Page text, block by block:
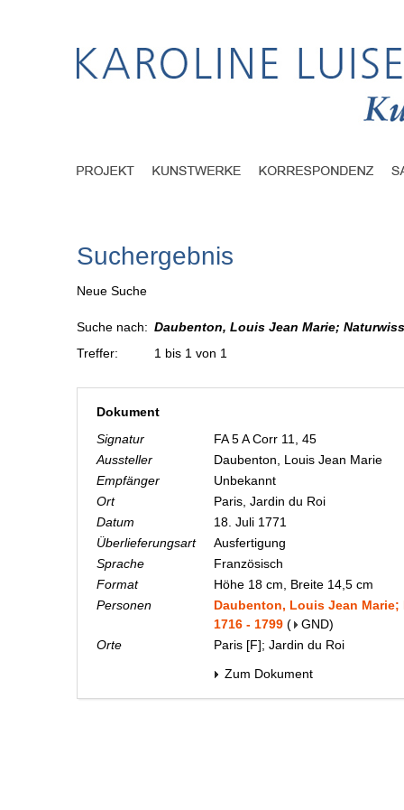
Suchergebnis
Neue Suche
Suche nach: Daubenton, Louis Jean Marie;
Treffer:
1 bis 1 von 1
Dokument
Signatur
FA 5 A Corr 11, 45
Aussteller
Daubenton, Louis Jean Marie
Empfänger
Unbekannt
Ort
Paris, Jardin du Roi
Datum
18. Juli 1771
Überlieferungsart
Ausfertigung
Sprache
Französisch
Format
Höhe 18 cm, Breite 14,5 cm
Personen
Daubenton, Louis Jean
1716 - 1799 ( GND)
Orte
Paris [F]; Jardin du Roi
Zum Dokument